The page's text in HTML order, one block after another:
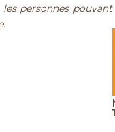
personnes pouvant